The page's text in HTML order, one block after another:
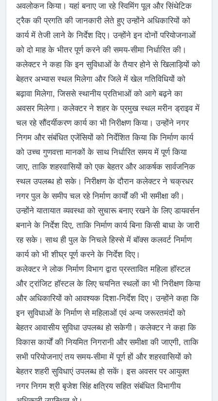
अवलोकन किया। यहां बनाए जा रहे स्विमिंग पूल और सिंथेटिक
ट्रैक की प्रगति की जानकारी लेते हुए उन्होंने अधिकारियों को
कार्य में तेजी लाने के निर्देश दिए। उन्होंने इन दोनों परियोजनाओं
को दो माह के भीतर पूर्ण करने की समय-सीमा निर्धारित की।
कलेक्टर ने कहा कि इन सुविधाओं के तैयार होने से खिलाड़ियों को
बेहतर अभ्यास स्थल मिलेगा और जिले में खेल गतिविधियों को
बढ़ावा मिलेगा, जिससे स्थानीय प्रतिभाओं को आगे बढ़ने का
अवसर मिलेगा। कलेक्टर ने शहर के प्रमुख स्थल मरीन ड्राइव में
चल रहे सौंदर्यीकरण कार्य का भी निरीक्षण किया। उन्होंने नगर
निगम और संबंधित एजेंसियों को निर्देशित किया कि निर्माण कार्य
को उच्च गुणवत्ता मानकों के साथ निर्धारित समय में पूर्ण किया
जाए, ताकि शहरवासियों को एक बेहतर और आकर्षक सार्वजनिक
स्थल उपलब्ध हो सके। निरीक्षण के दौरान कलेक्टर ने चक्रधर
नगर पुल के समीप चल रहे निर्माण कार्यों की भी समीक्षा की।
उन्होंने यातायात व्यवस्था को सुचारू बनाए रखने के लिए डायवर्सन
बनाने के निर्देश दिए, ताकि निर्माण कार्य बिना किसी बाधा के जारी
रह सके। साथ ही पुल के निचले हिस्से में बॉक्स कलवर्ट निर्माण
कार्य को भी शीघ्र पूर्ण करने के निर्देश दिए।
कलेक्टर ने लोक निर्माण विभाग द्वारा प्रस्तावित महिला हॉस्टल
और ट्रांजिट हॉस्टल के लिए चयनित स्थलों का भी निरीक्षण किया
और अधिकारियों को आवश्यक दिशा-निर्देश दिए। उन्होंने कहा कि
इन सुविधाओं के निर्माण से महिलाओं एवं अन्य जरूरतमंदों को
बेहतर आवासीय सुविधा उपलब्ध हो सकेगी। कलेक्टर ने कहा कि
विकास कार्यों की नियमित निगरानी और समीक्षा की जाएगी, ताकि
सभी परियोजनाएं तय समय-सीमा में पूर्ण हों और शहरवासियों को
बेहतर शहरी सुविधाएं उपलब्ध हो सकें। इस अवसर पर आयुक्त
नगर निगम श्री बृजेश सिंह क्षत्रिय सहित संबंधित विभागीय